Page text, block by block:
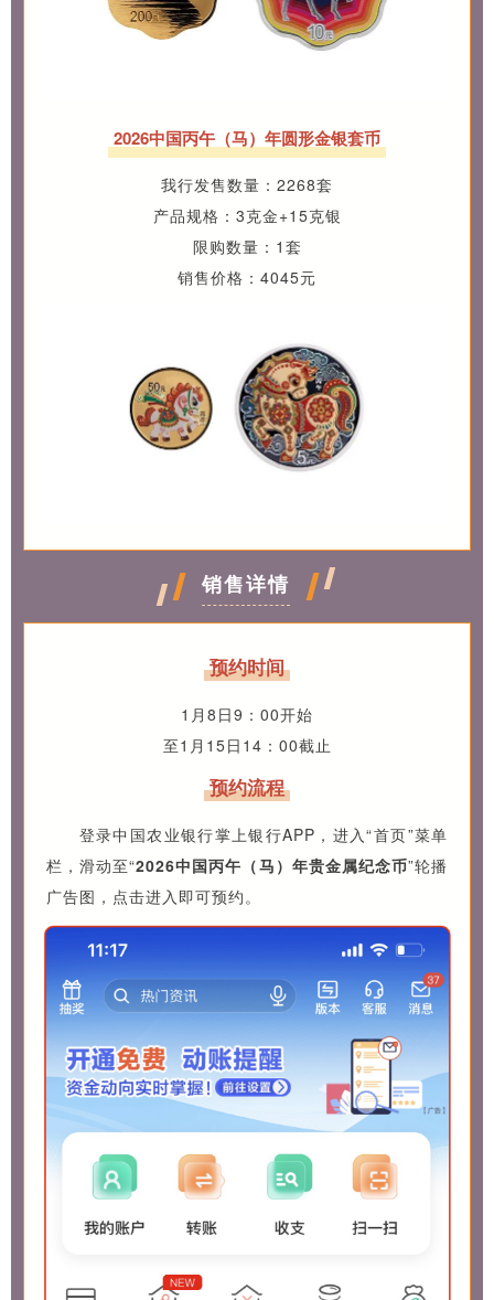
2026中国丙午（马）年圆形金银套币
我行发售数量：2268套
产品规格：3克金+15克银
限购数量：1套
销售价格：4045元
销售详情
预约时间
1月8日9：00开始
至1月15日14：00截止
预约流程
登录中国农业银行掌上银行APP，进入“首页”菜单
栏，滑动至“2026中国丙午（马）年贵金属纪念币”轮播
广告图，点击进入即可预约。